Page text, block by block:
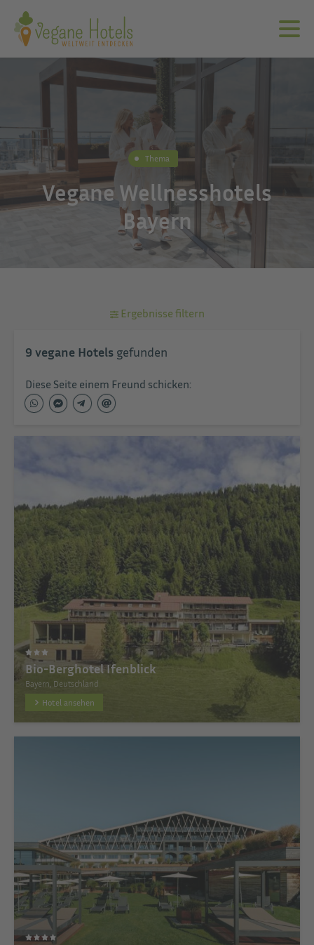
Thema
Vegane Wellnesshotels
Bayern
Ergebnisse filtern
9 vegane Hotels gefunden
Diese Seite einem Freund schicken:
Bio-Berghotel Ifenblick
Bayern, Deutschland
Hotel ansehen